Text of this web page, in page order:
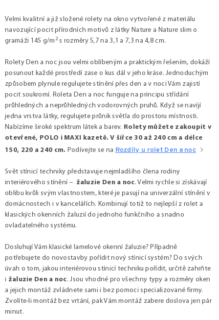
Velmi kvalitní a již složené rolety na okno vytvořené z materiálu
navozující pocit přírodních motivů z látky Nature a Nature slim o
gramáži 145 g/m2s rozměry 5,7 na 3,1 a 7,3 na 4,8 cm.
Rolety Den a noc jsou velmi oblíbeným a praktickým řešením, dokáží
posunout každé prostředí zase o kus dál v jeho kráse. Jednoduchým
způsobem plynule regulujete stínění přes den a v noci Vám zajistí
pocit soukromí. Roleta Den a noc funguje na principu střídání
průhledných a neprůhledných vodorovných pruhů. Když se navíjí
jedna vrstva látky, regulujete průnik světla do prostoru místnosti.
Nabízíme široké spektrum látek a barev. Rolety můžete zakoupit v
otevřené, POLO i MAXI kazetě. V šířce 30 až 240 cm a délce
150, 220 a 240 cm. Podívejte se na Rozdíly u rolet Den a noc
Svět stínicí techniky představuje nejmladšího člena rodiny
interiérového stínění – žaluzie Den a noc. Velmi rychle si získávají
oblibu kvůli svým vlastnostem, které je pasují na univerzální stínění v
domácnostech i v kancelářích. Kombinují totiž to nejlepší z rolet a
klasických okenních žaluzií do jednoho funkčního a snadno
ovladatelného systému.
Dosluhují Vám klasické lamelové okenní žaluzie? Případně
potřebujete do novostavby pořídit nový stínicí systém? Do svých
úvah o tom, jakou interiérovou stínicí techniku pořídit, určitě zahrňte
i žaluzie Den a noc. Jsou vhodné pro všechny typy a rozměry oken
a jejich montáž zvládnete sami i bez pomoci specializované firmy.
Zvolíte-li montáž bez vrtání, pak Vám montáž zabere doslova jen pár
minut.